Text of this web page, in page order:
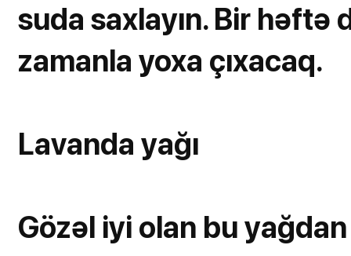
suda saxlayın. Bir həftə
zamanla yoxa çıxacaq.
Lavanda yağı
Gözəl iyi olan bu yağdan